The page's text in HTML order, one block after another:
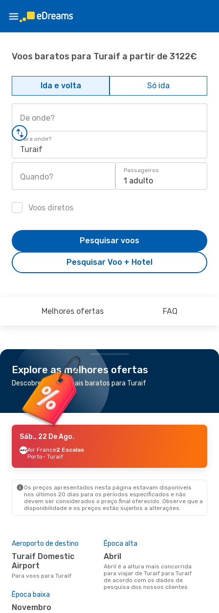
Voos baratos para Turaif a partir de 3122€
Ida e volta Só ida
De onde?
Para onde?
Turaif
Quando?
Passageiros
1 adulto
Voos diretos
Pesquisar Voo + Hotel
Pesquisar voos
Melhores ofertas FAQ
Explore as melhores ofertas
Descobre os voos mais baratos para Turaif
Sáb., 22 De Ago.
Air France2 Escalas
Porto- Turaif
Os preços apresentados nesta página estavam disponíveis
nos últimos 20 dias para os períodos especificados e não
devem ser considerados o preço final oferecido. Observe que a
disponibilidade e os preços estão sujeitos a alterações.
Aeroporto de destino
Turaif Domestic
Airport
Para voos para Turaif
Época alta
abril
abril é a altura mais concorrida
para viajar de Turaif para Turaif
de acordo com os dados de
pesquisa dos nossos clientes
Época baixa
novembro